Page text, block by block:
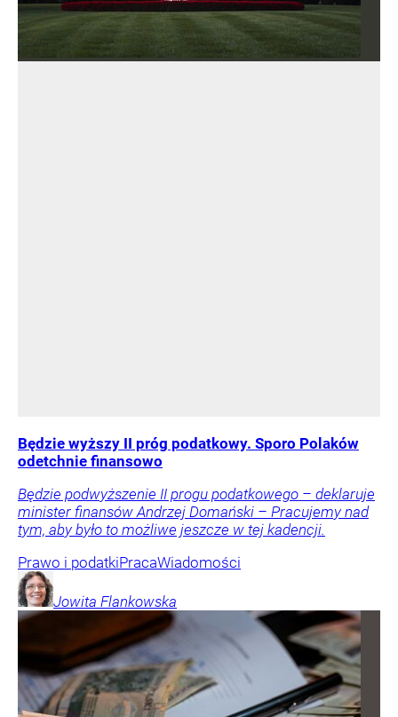
Będzie wyższy II próg podatkowy. Sporo Polaków
odetchnie finansowo
Będzie podwyższenie II progu podatkowego – deklaruje
minister finansów Andrzej Domański – Pracujemy nad
tym, aby było to możliwe jeszcze w tej kadencji.
Prawo i podatkiPracaWiadomości
Jowita Flankowska